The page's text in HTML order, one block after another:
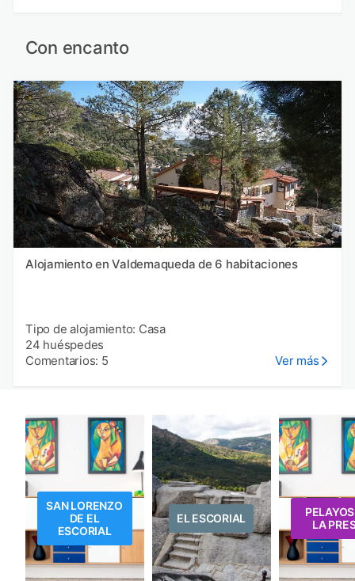
Con encanto
Alojamiento en Valdemaqueda de 6 habitaciones
Tipo de alojamiento: Casa
24 huéspedes
Comentarios: 5
Ver más
SAN LORENZO
DE EL
ESCORIAL
EL ESCORIAL
LA